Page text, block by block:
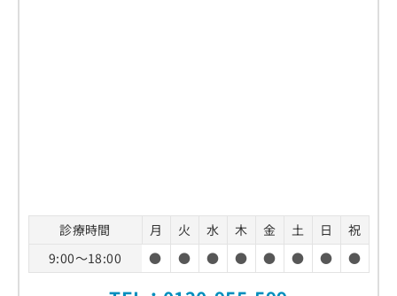
診療時間 月 火 水 木 金 土 日
祝
9:00～18:00
● ● ● ● ● ● ● ●